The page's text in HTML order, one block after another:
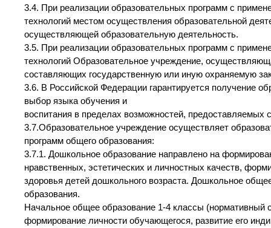
3.4. При реализации образовательных программ с
технологий местом осуществления образовательной
осуществляющей образовательную деятельность.
3.5. При реализации образовательных программ с
технологий Образовательное учреждение,
составляющих государственную или иную охраняемую
3.6. В Российской Федерации гарантируется получение
выбор языка обучения и
воспитания в пределах возможностей, предоставляемых
3.7.Образовательное учреждение осуществляет
программ общего образования:
3.7.1. Дошкольное образование направлено на
нравственных, эстетических и личностных качеств,
здоровья детей дошкольного возраста. Дошкольное
образования.
Начальное общее образование 1-4 классы (нормативный
формирование личности обучающегося, развитие его